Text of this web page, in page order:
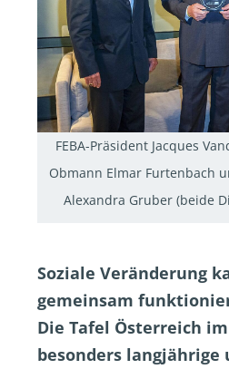
FEBA-Präsident Jacques
Obmann Elmar Furtenbach
Alexandra Gruber (beide
Soziale Veränderung
gemeinsam
Die Tafel Österreich
besonders langjährige